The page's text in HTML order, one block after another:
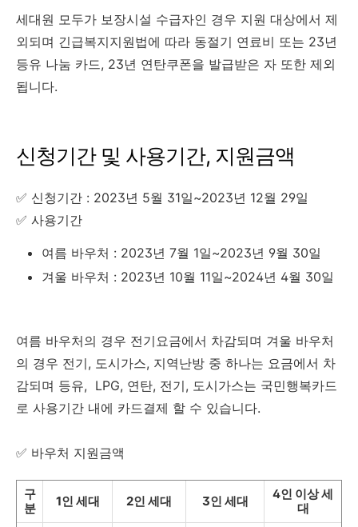
세대원 모두가 보장시설 수급자인 경우 지원 대상에서 제
외되며 긴급복지지원법에 따라 동절기 연료비 또는 23년
등유 나눔 카드, 23년 연탄쿠폰을 발급받은 자 또한 제외
됩니다.
신청기간 및 사용기간, 지원금액
✅ 신청기간 : 2023년 5월 31일~2023년 12월 29일
✅ 사용기간
여름 바우처 : 2023년 7월 1일~2023년 9월 30일
겨울 바우처 : 2023년 10월 11일~2024년 4월 30일
여름 바우처의 경우 전기요금에서 차감되며 겨울 바우처
의 경우 전기, 도시가스, 지역난방 중 하나는 요금에서 차
감되며 등유, LPG, 연탄, 전기, 도시가스는 국민행복카드
로 사용기간 내에 카드결제 할 수 있습니다.
✅ 바우처 지원금액
구
분
1인 세대 2인 세대 3인 세대
4인 이상 세
대